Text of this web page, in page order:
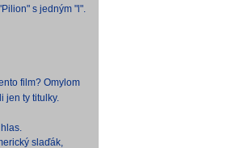
s jedným "l".
film? Omylom
nájsť. Robil
jen ty titulky.
slaďák,